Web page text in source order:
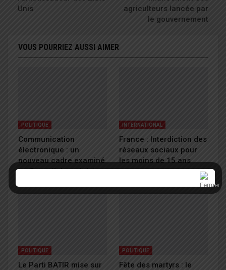
Unis
agriculteurs lancée par
le gouvernement
VOUS POURRIEZ AUSSI AIMER
POLITIQUE
Communication
électronique : un
nouveau cadre examiné
en Conseil des ministres
INTERNATIONAL
France : Interdiction des
réseaux sociaux pour
les moins de 15 ans
POLITIQUE
Le Parti BATIR mise sur
POLITIQUE
Fête des martyrs : le